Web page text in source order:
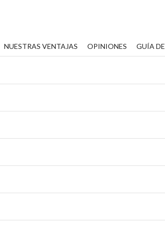
NUESTRAS VENTAJAS OPINIONES GUÍA